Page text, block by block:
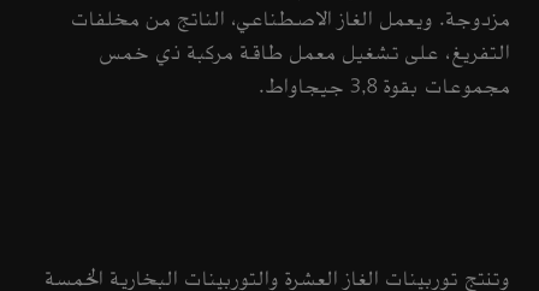
مزدوجة. ويعمل الغاز الاصطناعي، الناتج من مخلفات
التفريغ، على تشغيل معمل طاقة مركبة ذي خمس
مجموعات بقوة 3,8 جيجاواط.
وتنتج توربينات الغاز العشرة والتوربينات البخارية الخمسة